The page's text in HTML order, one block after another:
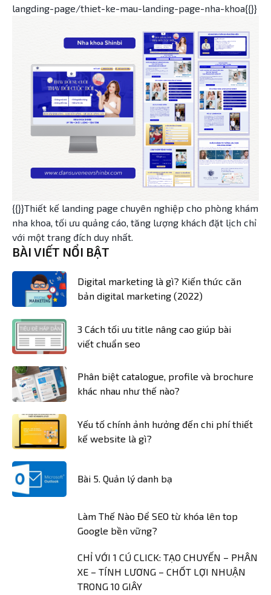
langding-page/thiet-ke-mau-landing-page-nha-khoa{{}}
{{}}Thiết kế landing page chuyên nghiệp cho phòng khám
nha khoa, tối ưu quảng cáo, tăng lượng khách đặt lịch chỉ
với một trang đích duy nhất.
BÀI VIẾT NỔI BẬT
Digital marketing là gì? Kiến thức căn
bản digital marketing (2022)
3 Cách tối ưu title nâng cao giúp bài
viết chuẩn seo
Phân biệt catalogue, profile và brochure
khác nhau như thế nào?
Yếu tố chính ảnh hưởng đến chi phí thiết
kế website là gì?
Bài 5. Quản lý danh bạ
Làm Thế Nào Để SEO từ khóa lên top
Google bền vững?
CHỈ VỚI 1 CÚ CLICK: TẠO CHUYẾN – PHÂN
XE – TÍNH LƯƠNG – CHỐT LỢI NHUẬN
TRONG 10 GIÂY